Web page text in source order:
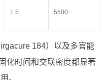
1.5 5500
184）以及多官能
化时间和交联密度都显著